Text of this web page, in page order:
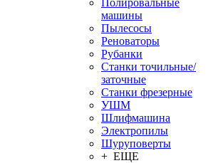
Полировальные
машины
Пылесосы
Реноваторы
Рубанки
Станки точильные/
заточные
Станки фрезерные
УШМ
Шлифмашина
Электропилы
Шуруповерты
+ ЕЩЕ